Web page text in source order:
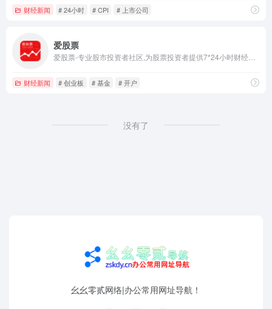
财经新闻 # 24小时 # CPI # 上市公司
爱股票
财经新闻 # 创业板 # 基金 # 开户
没有了
幺幺零贰网络|办公常用网址导航！